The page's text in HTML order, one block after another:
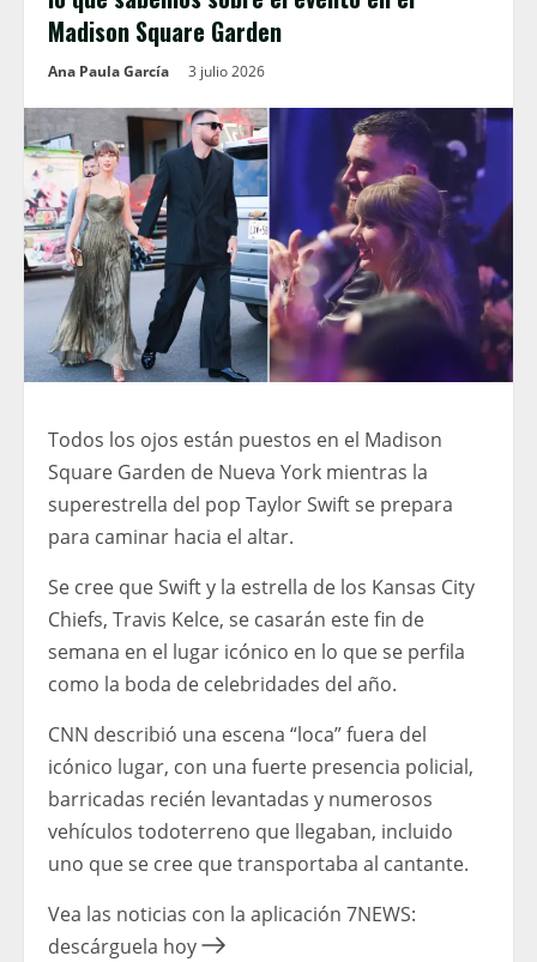
Madison Square Garden
Ana Paula García 3 julio 2026
Todos los ojos están puestos en el Madison
Square Garden de Nueva York mientras la
superestrella del pop Taylor Swift se prepara
para caminar hacia el altar.
Se cree que Swift y la estrella de los Kansas City
Chiefs, Travis Kelce, se casarán este fin de
semana en el lugar icónico en lo que se perfila
como la boda de celebridades del año.
CNN describió una escena “loca” fuera del
icónico lugar, con una fuerte presencia policial,
barricadas recién levantadas y numerosos
vehículos todoterreno que llegaban, incluido
uno que se cree que transportaba al cantante.
Vea las noticias con la aplicación 7NEWS:
descárguela hoy